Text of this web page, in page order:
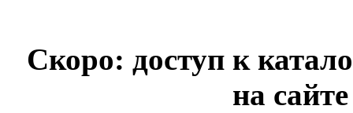
Скоро: доступ к
на